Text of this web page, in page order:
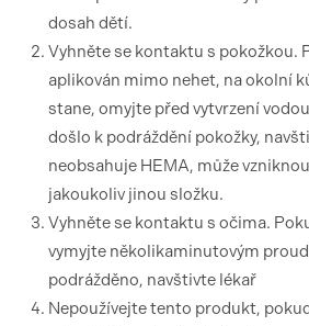
dosah dětí.
Vyhněte se kontaktu s pokožkou.
aplikován mimo nehet, na okolní
stane, omyjte před vytvrzení
došlo k podráždění pokožky,
neobsahuje HEMA, může
jakoukoliv jinou složku.
Vyhněte se kontaktu s očima.
vymyjte několikaminutovým
podrážděno, navštivte lékař
Nepoužívejte tento produkt,